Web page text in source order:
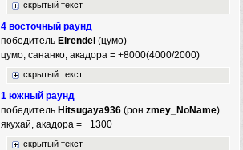
скрытый текст
4 восточный раунд
победитель Elrendel (цумо)
цумо, сананко, акадора = +8000(4000/2000)
скрытый текст
1 южный раунд
победитель Hitsugaya936 (рон zmey_NoName)
якухай, акадора = +1300
скрытый текст